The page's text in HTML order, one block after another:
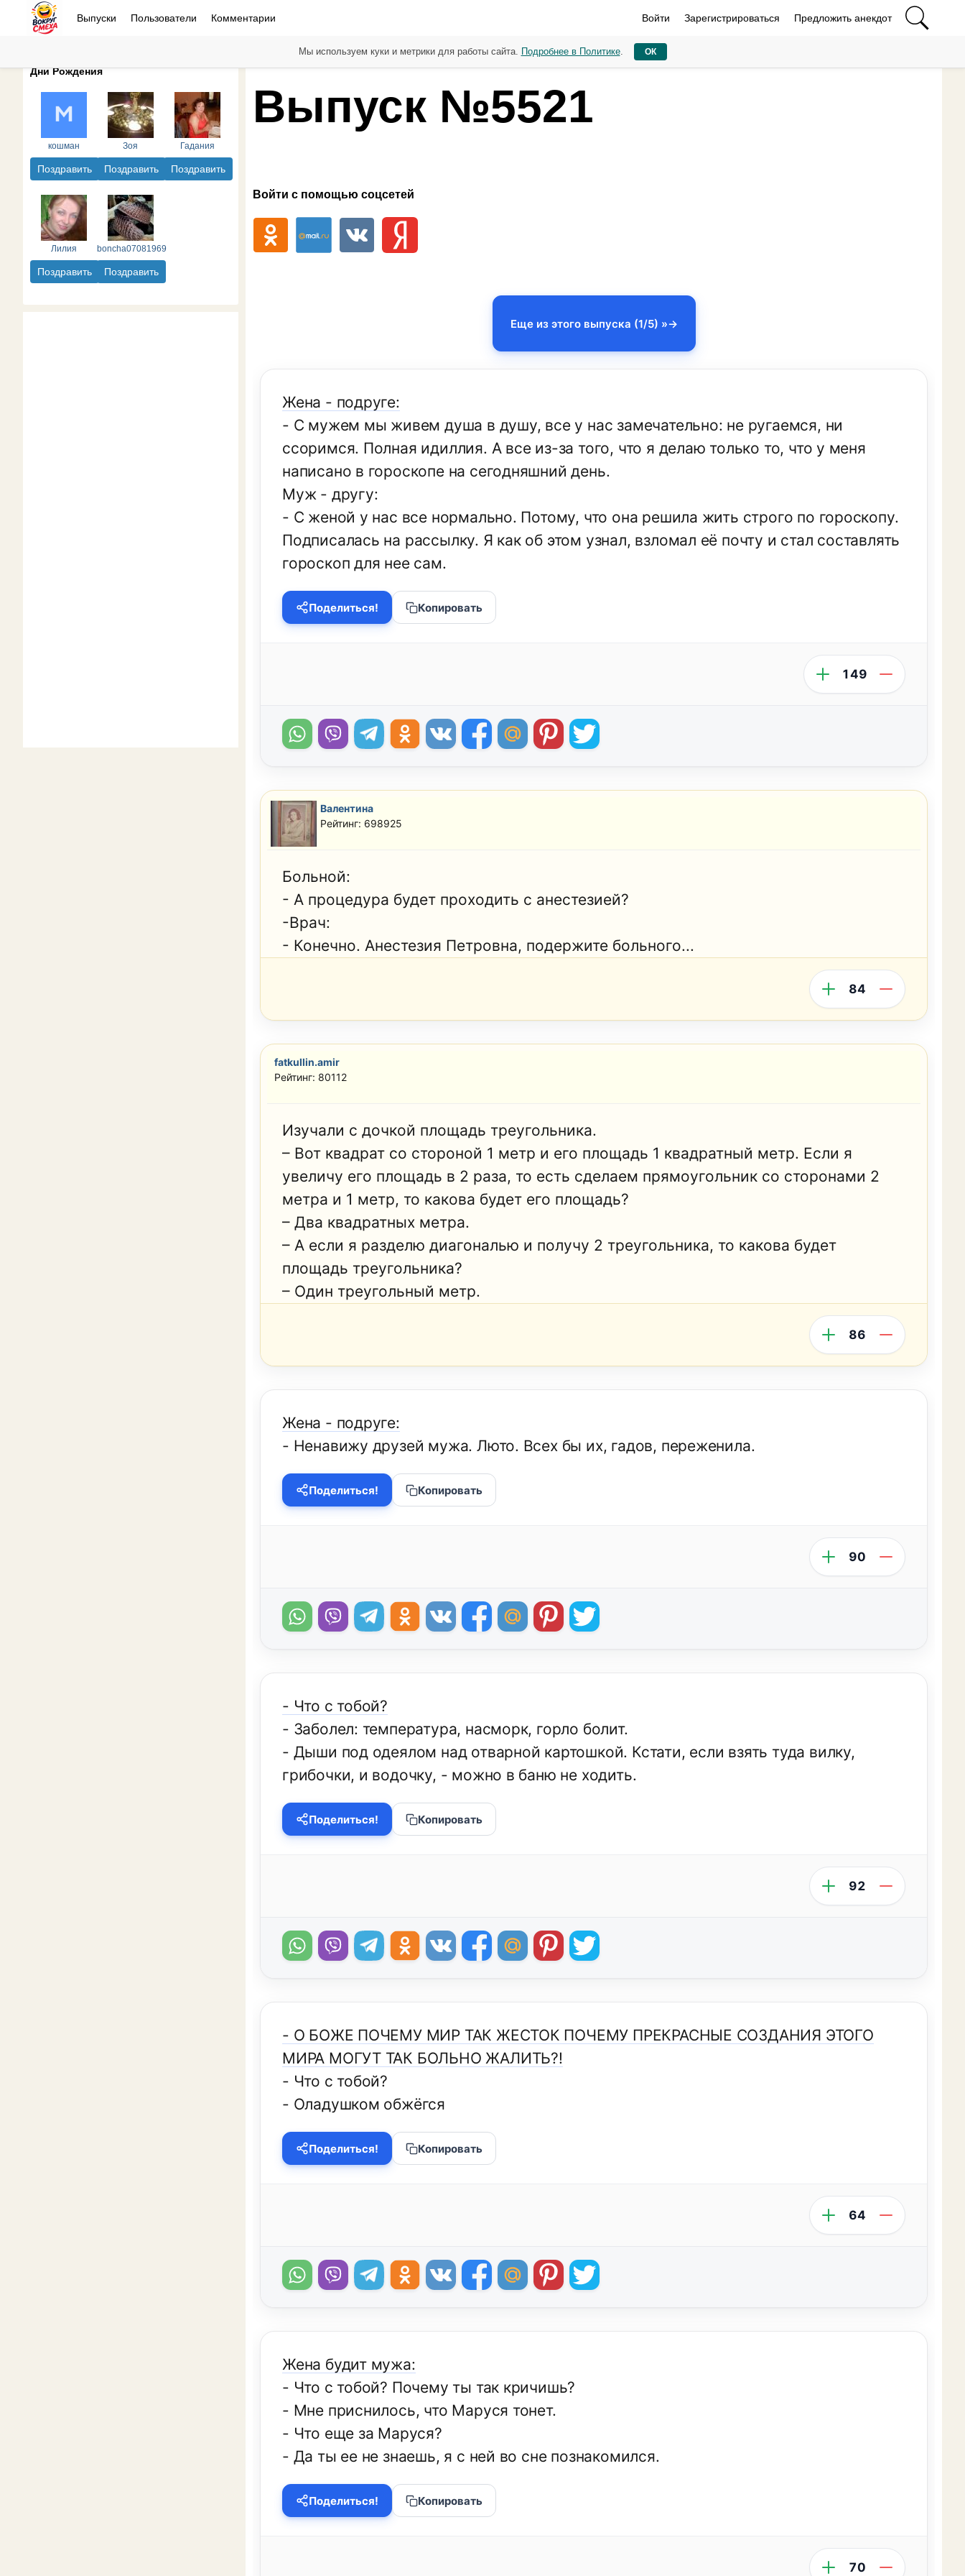
Выпуски Пользователи Комментарии Войти Зарегистрироваться Предложить анекдот
Дни Рождения
кошман
Поздравить
Зоя
Поздравить
Гадания
Поздравить
Лилия
Поздравить
boncha07081969
Поздравить
Выпуск №5521
Войти с помощью соцсетей
Еще из этого выпуска (1/5) »
Жена - подруге:
- С мужем мы живем душа в душу, все у наc замечательно: не ругаемся, ни
ссоримся. Полная идиллия. А все из-за того, что я делаю только то, что у меня
написано в гороскопе на сегодняшний день.
Муж - другу:
- С женой у нас все нормально. Потому, что она решила жить строго по гороскопу.
Подписалась на рассылку. Я как об этом узнал, взломал её почту и стал составлять
гороскоп для нее сам.
Поделиться! Копировать
149
Валентина
Рейтинг: 698925
Больной:
- А процедура будет проходить с анестезией?
-Врач:
- Конечно. Анестезия Петровна, подержите больного...
84
fatkullin.amir
Рейтинг: 80112
Изучали с дочкой площадь треугольника.
– Вот квадрат со стороной 1 метр и его площадь 1 квадратный метр. Если я
увеличу его площадь в 2 раза, то есть сделаем прямоугольник со сторонами 2
метра и 1 метр, то какова будет его площадь?
– Два квадратных метра.
– А если я разделю диагональю и получу 2 треугольника, то какова будет
площадь треугольника?
– Один треугольный метр.
86
Жена - подруге:
- Ненавижу друзей мужа. Люто. Всех бы их, гадов, переженила.
Поделиться! Копировать
90
- Что с тобой?
- Заболел: температура, насморк, горло болит.
- Дыши под одеялом над отварной картошкой. Кстати, если взять туда вилку,
грибочки, и водочку, - можно в баню не ходить.
Поделиться! Копировать
92
- О БОЖЕ ПОЧЕМУ МИР ТАК ЖЕСТОК ПОЧЕМУ ПРЕКРАСНЫЕ СОЗДАНИЯ ЭТОГО
МИРА МОГУТ ТАК БОЛЬНО ЖАЛИТЬ?!
- Что с тобой?
- Оладушком обжёгся
Поделиться! Копировать
64
Жена будит мужа:
- Что с тобой? Почему ты так кричишь?
- Мне приснилось, что Маруся тонет.
- Что еще за Маруся?
- Да ты ее не знаешь, я с ней во сне познакомился.
Поделиться! Копировать
70
Мы используем куки и метрики для работы сайта. Подробнее в Политике. ОК